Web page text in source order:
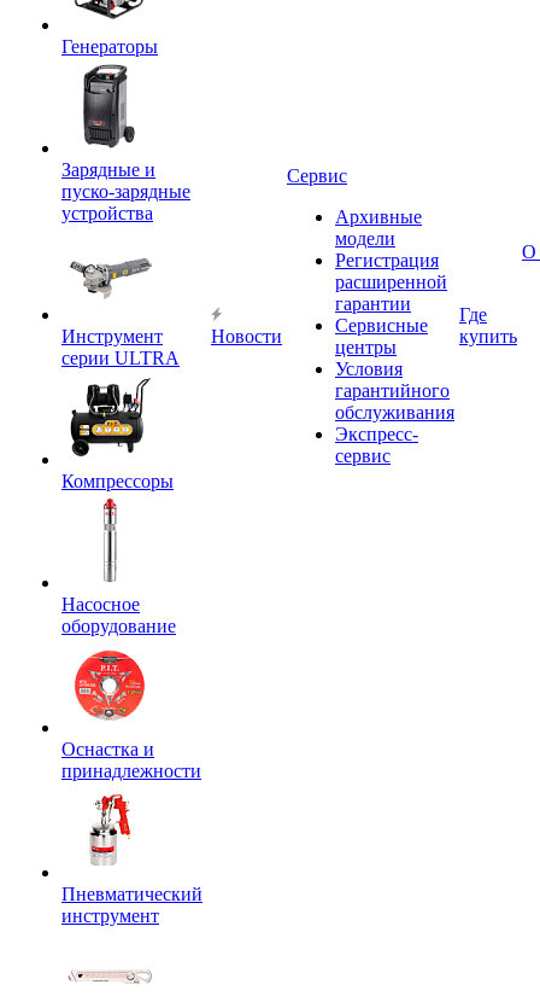
Генераторы
Зарядные и
пуско-зарядные
устройства
Инструмент
серии ULTRA
Компрессоры
Насосное
оборудование
Оснастка и
принадлежности
Пневматический
инструмент
Новости
Сервис
Архивные
модели
Регистрация
расширенной
гарантии
Сервисные
центры
Условия
гарантийного
обслуживания
Экспресс-
сервис
Где
купить
О